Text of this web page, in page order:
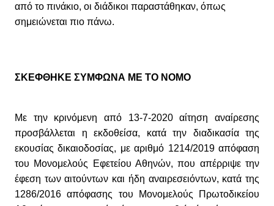
από το πινάκιο, οι διάδικοι παραστάθηκαν, όπως
σημειώνεται πιο πάνω.
ΣΚΕΦΘΗΚΕ ΣΥΜΦΩΝΑ ΜΕ ΤΟ ΝΟΜΟ
Με την κρινόμενη από 13-7-2020 αίτηση αναίρεσης
προσβάλλεται η εκδοθείσα, κατά την διαδικασία της
εκουσίας δικαιοδοσίας, με αριθμό 1214/2019 απόφαση
του Μονομελούς Εφετείου Αθηνών, που απέρριψε την
έφεση των αιτούντων και ήδη αναιρεσειόντων, κατά της
1286/2016 απόφασης του Μονομελούς Πρωτοδικείου